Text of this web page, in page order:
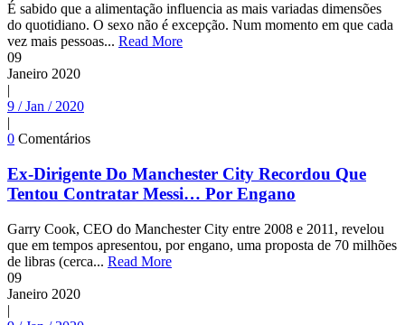
É sabido que a alimentação influencia as mais variadas dimensões
do quotidiano. O sexo não é excepção. Num momento em que cada
vez mais pessoas... Read More
09
Janeiro 2020
|
9 / Jan / 2020
|
0 Comentários
Ex-Dirigente Do Manchester City Recordou Que
Tentou Contratar Messi… Por Engano
Garry Cook, CEO do Manchester City entre 2008 e 2011, revelou
que em tempos apresentou, por engano, uma proposta de 70 milhões
de libras (cerca... Read More
09
Janeiro 2020
|